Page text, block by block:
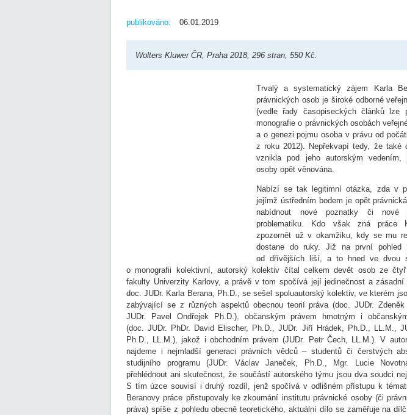
publikováno: 06.01.2019
Wolters Kluwer ČR, Praha 2018, 296 stran, 550 Kč.
Trvalý a systematický zájem Karla
právnických osob je široké odborné
(vedle řady časopiseckých článků lze
monografie o právnických osobách
a o genezi pojmu osoba v právu od
z roku 2012). Nepřekvapí tedy, že také
vznikla pod jeho autorským vedením,
osoby opět věnována.
Nabízí se tak legitimní otázka, zda v
jejímž ústředním bodem je opět
nabídnout nové poznatky či nové
problematiku. Kdo však zná práce
zpozornět už v okamžiku, kdy se mu
dostane do ruky. Již na první pohled
od dřívějších liší, a to hned ve dvou
o monografii kolektivní, autorský kolektiv čítal celkem devět osob ze
fakulty Univerzity Karlovy, a právě v tom spočívá její jedinečnost a zásadní
doc. JUDr. Karla Berana, Ph.D., se sešel spoluautorský kolektiv, ve kterém
zabývající se z různých aspektů obecnou teorií práva (doc. JUDr. Zdeněk
JUDr. Pavel Ondřejek Ph.D.), občanským právem hmotným i
(doc. JUDr. PhDr. David Elischer, Ph.D., JUDr. Jiří Hrádek, Ph.D., LL.M.,
Ph.D., LL.M.), jakož i obchodním právem (JUDr. Petr Čech, LL.M.). V
najdeme i nejmladší generaci právních vědců – studentů či čerstvých
studijního programu (JUDr. Václav Janeček, Ph.D., Mgr. Lucie
přehlédnout ani skutečnost, že součástí autorského týmu jsou dva soudci
S tím úzce souvisí i druhý rozdíl, jenž spočívá v odlišném přístupu k
Beranovy práce přistupovaly ke zkoumání institutu právnické osoby (či
práva) spíše z pohledu obecně teoretického, aktuální dílo se zaměřuje na